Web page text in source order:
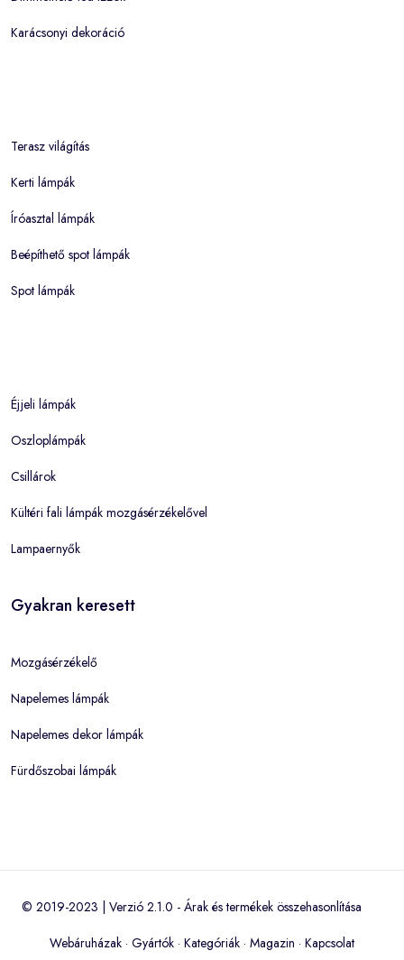
Karácsonyi dekoráció
Terasz világítás
Kerti lámpák
Íróasztal lámpák
Beépíthető spot lámpák
Spot lámpák
Éjjeli lámpák
Oszloplámpák
Csillárok
Kültéri fali lámpák mozgásérzékelővel
Lampaernyők
Gyakran keresett
Mozgásérzékelő
Napelemes lámpák
Napelemes dekor lámpák
Fürdőszobai lámpák
© 2019-2023 | Verzió 2.1.0 - Árak és termékek összehasonlítása
Webáruházak · Gyártók · Kategóriák · Magazin · Kapcsolat